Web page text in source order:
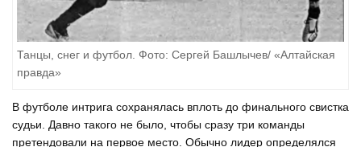
Танцы, снег и футбол. Фото: Сергей Башлычев/ «Алтайская
правда»
В футболе интрига сохранялась вплоть до финального свистка
судьи. Давно такого не было, чтобы сразу три команды
претендовали на первое место. Обычно лидер определялся